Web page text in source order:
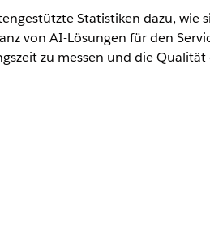
Statistiken dazu, wie
von AI-Lösungen für den
zu messen und die Qualität
finden Sie unter